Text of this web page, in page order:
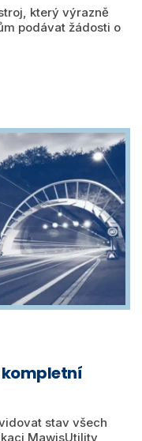
který výrazně
podávat žádosti o
kompletní
stav všech
MawisUtility